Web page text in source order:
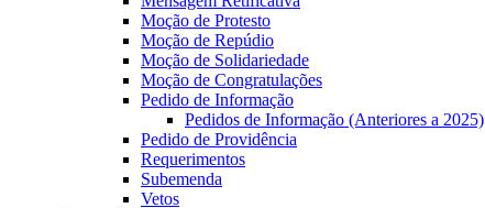
Moção de Protesto
Moção de Repúdio
Moção de Solidariedade
Moção de Congratulações
Pedido de Informação
Pedidos de Informação (Anteriores a 2025)
Pedido de Providência
Requerimentos
Subemenda
Vetos